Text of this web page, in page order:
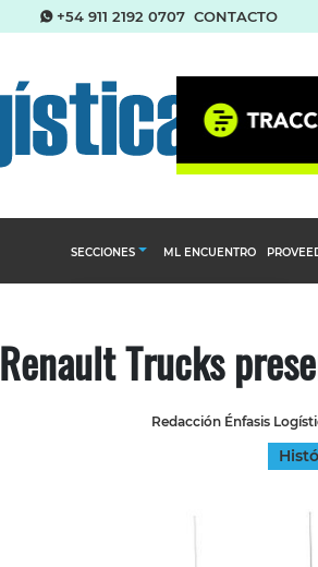
+54 911 2192 0707 CONTACTO
SECCIONES
Almacenes e inventarios
Logística y distribución
ML ENCUENTRO
Renault Trucks
Redacción Énfasis